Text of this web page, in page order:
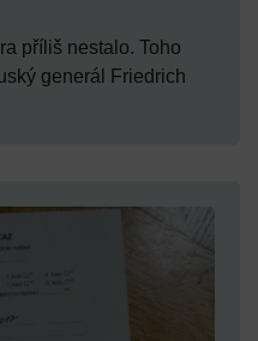
příliš nestalo. Toho
generál Friedrich